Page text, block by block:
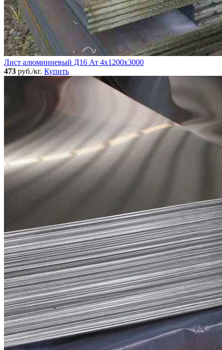
Лист алюминиевый Д16 Ат 4х1200х3000
473 руб./кг. Купить